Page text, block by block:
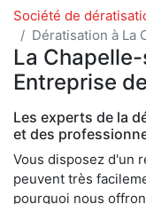
Société de
Dératisation à La
La
Entreprise
Les experts de la
et des
Vous disposez d'un
peuvent très
pourquoi nous